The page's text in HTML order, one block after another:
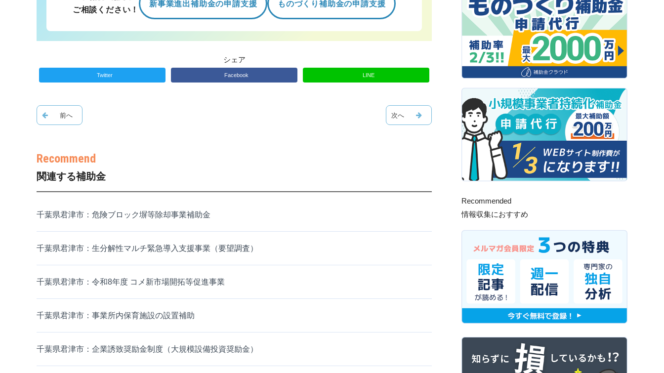
ご相談ください！
新事業進出補助金の申請支援 ものづくり補助金の申請支援
シェア
Twitter Facebook LINE
関連する補助金
千葉県君津市：危険ブロック塀等除却事業補助金
千葉県君津市：生分解性マルチ緊急導入支援事業（要望調査）
千葉県君津市：令和8年度 コメ新市場開拓等促進事業
千葉県君津市：事業所内保育施設の設置補助
千葉県君津市：企業誘致奨励金制度（大規模設備投資奨励金）
Recommended
情報収集におすすめ